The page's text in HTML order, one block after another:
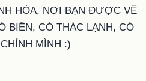
HÒA, NƠI BẠN ĐƯỢC VỀ
BIỂN, CÓ THÁC LẠNH, CÓ
MÌNH :)